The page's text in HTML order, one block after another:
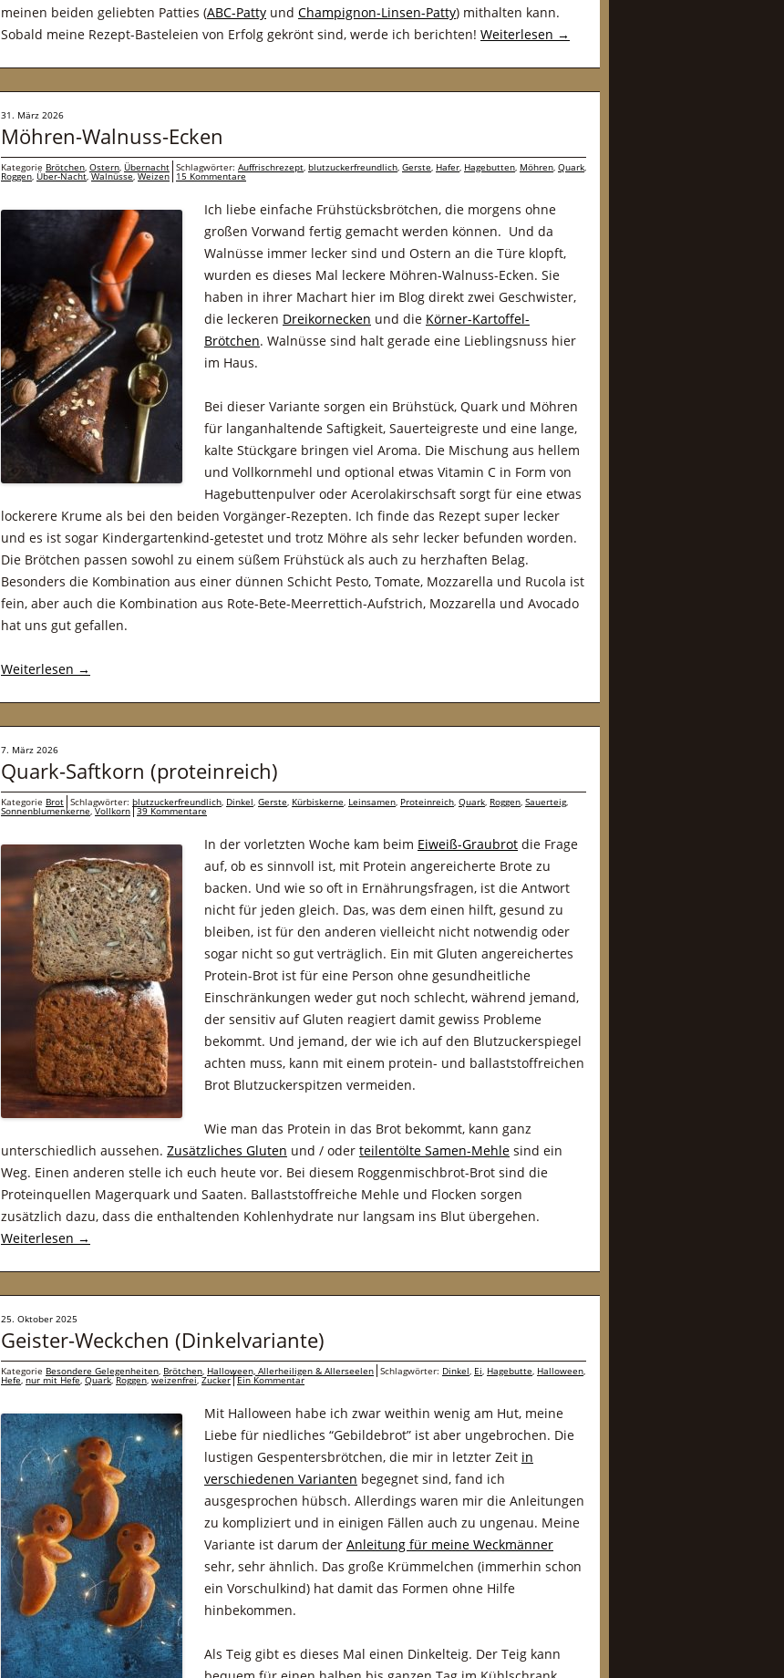
meinen beiden geliebten Patties (ABC-Patty und Champignon-Linsen-Patty) mithalten kann.
Sobald meine Rezept-Basteleien von Erfolg gekrönt sind, werde ich berichten! Weiterlesen →
31. März 2026
Möhren-Walnuss-Ecken
Kategorie Brötchen, Ostern, Übernacht Schlagwörter: Auffrischrezept, blutzuckerfreundlich, Gerste, Hafer, Hagebutten, Möhren, Quark,
Roggen, Über-Nacht,Walnüsse,Weizen 15 Kommentare
Ich liebe einfache Frühstücksbrötchen, die morgens ohne
großen Vorwand fertig gemacht werden können. Und da
Walnüsse immer lecker sind und Ostern an die Türe klopft,
wurden es dieses Mal leckere Möhren-Walnuss-Ecken. Sie
haben in ihrer Machart hier im Blog direkt zwei Geschwister,
die leckeren Dreikornecken und die Körner-Kartoffel-
Brötchen. Walnüsse sind halt gerade eine Lieblingsnuss hier
im Haus.
Bei dieser Variante sorgen ein Brühstück, Quark und Möhren
für langanhaltende Saftigkeit, Sauerteigreste und eine lange,
kalte Stückgare bringen viel Aroma. Die Mischung aus hellem
und Vollkornmehl und optional etwas Vitamin C in Form von
Hagebuttenpulver oder Acerolakirschsaft sorgt für eine etwas
lockerere Krume als bei den beiden Vorgänger-Rezepten. Ich finde das Rezept super lecker
und es ist sogar Kindergartenkind-getestet und trotz Möhre als sehr lecker befunden worden.
Die Brötchen passen sowohl zu einem süßem Frühstück als auch zu herzhaften Belag.
Besonders die Kombination aus einer dünnen Schicht Pesto, Tomate, Mozzarella und Rucola ist
fein, aber auch die Kombination aus Rote-Bete-Meerrettich-Aufstrich, Mozzarella und Avocado
hat uns gut gefallen.
Weiterlesen →
7. März 2026
Quark-Saftkorn (proteinreich)
Kategorie Brot Schlagwörter: blutzuckerfreundlich, Dinkel, Gerste, Kürbiskerne, Leinsamen, Proteinreich, Quark, Roggen, Sauerteig,
Sonnenblumenkerne,Vollkorn 39 Kommentare
In der vorletzten Woche kam beim Eiweiß-Graubrot die Frage
auf, ob es sinnvoll ist, mit Protein angereicherte Brote zu
backen. Und wie so oft in Ernährungsfragen, ist die Antwort
nicht für jeden gleich. Das, was dem einen hilft, gesund zu
bleiben, ist für den anderen vielleicht nicht notwendig oder
sogar nicht so gut verträglich. Ein mit Gluten angereichertes
Protein-Brot ist für eine Person ohne gesundheitliche
Einschränkungen weder gut noch schlecht, während jemand,
der sensitiv auf Gluten reagiert damit gewiss Probleme
bekommt. Und jemand, der wie ich auf den Blutzuckerspiegel
achten muss, kann mit einem protein- und ballaststoffreichen
Brot Blutzuckerspitzen vermeiden.
Wie man das Protein in das Brot bekommt, kann ganz
unterschiedlich aussehen. Zusätzliches Gluten und / oder teilentölte Samen-Mehle sind ein
Weg. Einen anderen stelle ich euch heute vor. Bei diesem Roggenmischbrot-Brot sind die
Proteinquellen Magerquark und Saaten. Ballaststoffreiche Mehle und Flocken sorgen
zusätzlich dazu, dass die enthaltenden Kohlenhydrate nur langsam ins Blut übergehen.
Weiterlesen →
25. Oktober 2025
Geister-Weckchen (Dinkelvariante)
Kategorie Besondere Gelegenheiten, Brötchen, Halloween, Allerheiligen & Allerseelen Schlagwörter: Dinkel, Ei, Hagebutte, Halloween,
Hefe,nur mit Hefe,Quark,Roggen,weizenfrei,Zucker Ein Kommentar
Mit Halloween habe ich zwar weithin wenig am Hut, meine
Liebe für niedliches “Gebildebrot” ist aber ungebrochen. Die
lustigen Gespentersbrötchen, die mir in letzter Zeit in
verschiedenen Varianten begegnet sind, fand ich
ausgesprochen hübsch. Allerdings waren mir die Anleitungen
zu kompliziert und in einigen Fällen auch zu ungenau. Meine
Variante ist darum der Anleitung für meine Weckmänner
sehr, sehr ähnlich. Das große Krümmelchen (immerhin schon
ein Vorschulkind) hat damit das Formen ohne Hilfe
hinbekommen.
Als Teig gibt es dieses Mal einen Dinkelteig. Der Teig kann